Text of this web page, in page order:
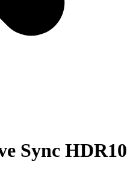
Sync HDR10